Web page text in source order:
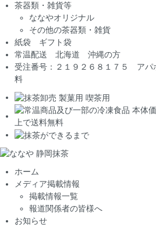
茶器類・雑貨等
ななやオリジナル
その他の茶器類・雑貨
紙袋 ギフト袋
常温配送 北海道 沖縄の方
受注番号：２１９２６８１７５ アパ
料
ホーム
メディア掲載情報
掲載情報一覧
報道関係者の皆様へ
お知らせ